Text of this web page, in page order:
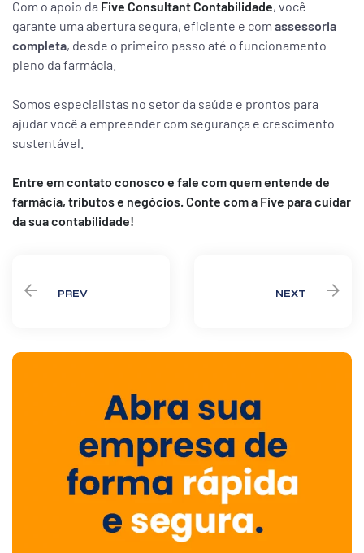
Com o apoio da Five Consultant Contabilidade, você
garante uma abertura segura, eficiente e com assessoria
completa, desde o primeiro passo até o funcionamento
pleno da farmácia.
Somos especialistas no setor da saúde e prontos para
ajudar você a empreender com segurança e crescimento
sustentável.
Entre em contato conosco e fale com quem entende de
farmácia, tributos e negócios. Conte com a Five para cuidar
da sua contabilidade!
PREV NEXT